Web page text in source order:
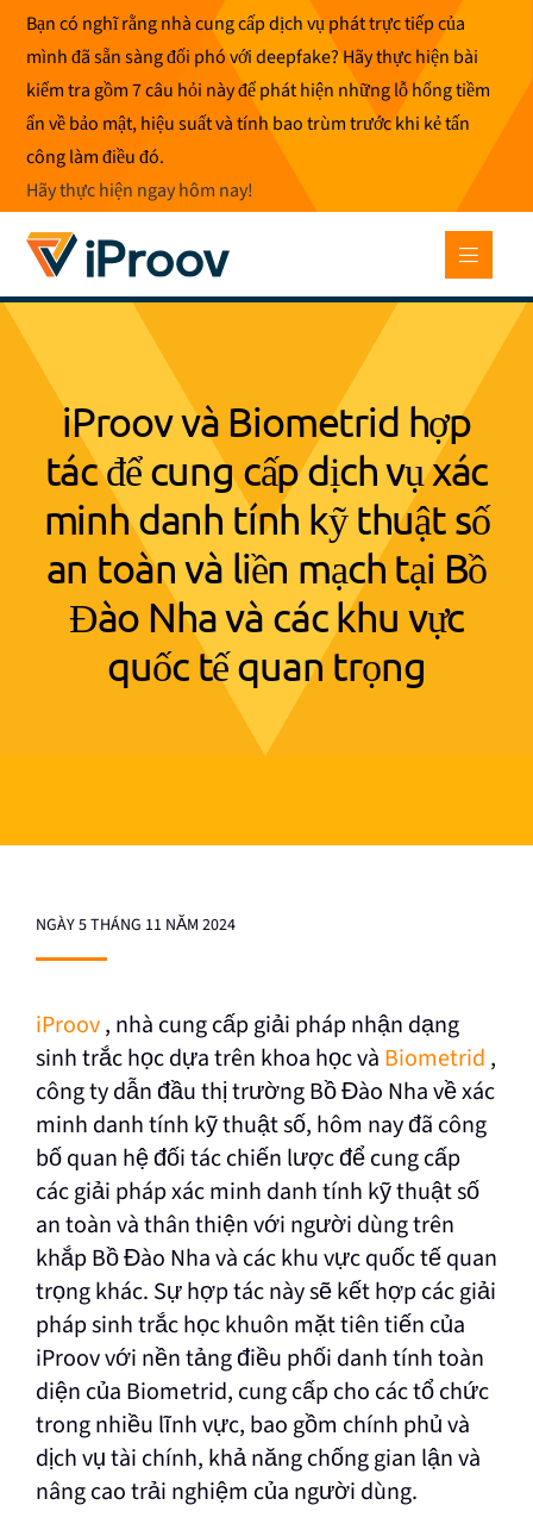
qua
phần
nội
dung
Bạn có nghĩ rằng nhà cung cấp dịch vụ phát trực tiếp của
mình đã sẵn sàng đối phó với deepfake? Hãy thực hiện bài
kiểm tra gồm 7 câu hỏi này để phát hiện những lỗ hổng tiềm
ẩn về bảo mật, hiệu suất và tính bao trùm trước khi kẻ tấn
công làm điều đó.
Hãy thực hiện ngay hôm nay!
iProov và Biometrid hợp
tác để cung cấp dịch vụ xác
minh danh tính kỹ thuật số
an toàn và liền mạch tại Bồ
Đào Nha và các khu vực
quốc tế quan trọng
NGÀY 5 THÁNG 11 NĂM 2024
iProov, nhà cung cấp giải pháp nhận dạng
sinh trắc học dựa trên khoa họcvà Biometrid ,
công ty dẫn đầu thị trường Bồ Đào Nha về xác
minh danh tính kỹ thuật số, hôm nay đã công
bố quan hệ đối tác chiến lược để cung cấp
các giải pháp xác minh danh tính kỹ thuật số
an toàn và thân thiện với người dùng trên
khắp Bồ Đào Nha và các khu vực quốc tế quan
trọng khác. Sự hợp tác này sẽ kết hợp các giải
pháp sinh trắc học khuôn mặt tiên tiến của
iProov với nền tảng điều phối danh tính toàn
diện của Biometrid, cung cấp cho các tổ chức
trong nhiều lĩnh vực, bao gồm chính phủ và
dịch vụ tài chính, khả năng chống gian lận và
nâng cao trải nghiệm của người dùng.